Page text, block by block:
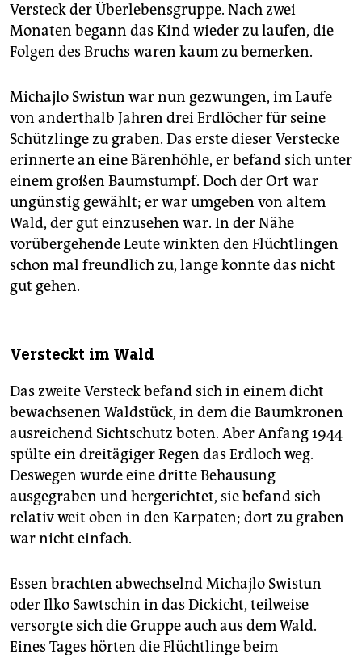
Versteck der Überlebensgruppe. Nach zwei
Monaten begann das Kind wieder zu laufen, die
Folgen des Bruchs waren kaum zu bemerken.
Michajlo Swistun war nun gezwungen, im Laufe
von anderthalb Jahren drei Erdlöcher für seine
Schützlinge zu graben. Das erste dieser Verstecke
erinnerte an eine Bärenhöhle, er befand sich unter
einem großen Baumstumpf. Doch der Ort war
ungünstig gewählt; er war umgeben von altem
Wald, der gut einzusehen war. In der Nähe
vorübergehende Leute winkten den Flüchtlingen
schon mal freundlich zu, lange konnte das nicht
gut gehen.
Versteckt im Wald
Das zweite Versteck befand sich in einem dicht
bewachsenen Waldstück, in dem die Baumkronen
ausreichend Sichtschutz boten. Aber Anfang 1944
spülte ein dreitägiger Regen das Erdloch weg.
Deswegen wurde eine dritte Behausung
ausgegraben und hergerichtet, sie befand sich
relativ weit oben in den Karpaten; dort zu graben
war nicht einfach.
Essen brachten abwechselnd Michajlo Swistun
oder Ilko Sawtschin in das Dickicht, teilweise
versorgte sich die Gruppe auch aus dem Wald.
Eines Tages hörten die Flüchtlinge beim